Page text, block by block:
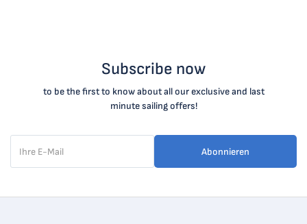
Subscribe now
to be the first to know about all our exclusive and last
minute sailing offers!
Abonnieren